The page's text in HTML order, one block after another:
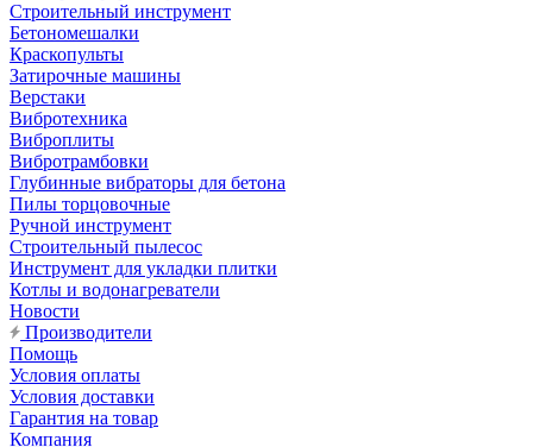
Строительный инструмент
Бетономешалки
Краскопульты
Затирочные машины
Верстаки
Вибротехника
Виброплиты
Вибротрамбовки
Глубинные вибраторы для бетона
Пилы торцовочные
Ручной инструмент
Строительный пылесос
Инструмент для укладки плитки
Котлы и водонагреватели
Новости
Производители
Помощь
Условия оплаты
Условия доставки
Гарантия на товар
Компания